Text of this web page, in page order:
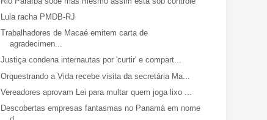
Lula racha PMDB-RJ
Trabalhadores de Macaé emitem carta de
agradecimen...
Justiça condena internautas por 'curtir' e compart...
Orquestrando a Vida recebe visita da secretária Ma...
Vereadores aprovam Lei para multar quem joga lixo ...
Descobertas empresas fantasmas no Panamá em nome